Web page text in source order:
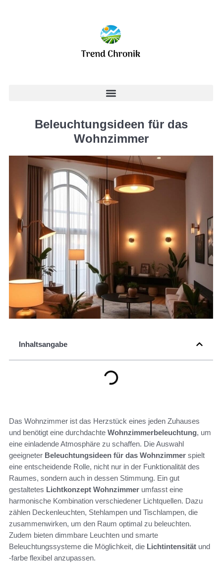
Beleuchtungsideen für das
Wohnzimmer
Inhaltsangabe
Das Wohnzimmer ist das Herzstück eines jeden Zuhauses
und benötigt eine durchdachte Wohnzimmerbeleuchtung, um
eine einladende Atmosphäre zu schaffen. Die Auswahl
geeigneter Beleuchtungsideen für das Wohnzimmer spielt
eine entscheidende Rolle, nicht nur in der Funktionalität des
Raumes, sondern auch in dessen Stimmung. Ein gut
gestaltetes Lichtkonzept Wohnzimmer umfasst eine
harmonische Kombination verschiedener Lichtquellen. Dazu
zählen Deckenleuchten, Stehlampen und Tischlampen, die
zusammenwirken, um den Raum optimal zu beleuchten.
Zudem bieten dimmbare Leuchten und smarte
Beleuchtungssysteme die Möglichkeit, die Lichtintensität und
-farbe flexibel anzupassen.